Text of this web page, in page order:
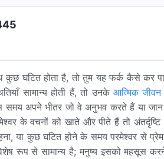
कुछ घटित होता है, तो तुम यह फर्क कैसे कर
सामान्य होती हैं, तो उनके आत्मिक जीवन
समय अपने भीतर जो वे अनुभव करते हैं या
के वचनों को खाते और पीते हैं तो
या कुछ घटित होने के समय परमेश्वर से
रूप से सामान्य है; मनुष्य इसको महसूस